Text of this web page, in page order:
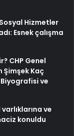
Sosyal Hizmetler
Esnek çalışma
CHP Genel
Şimşek Kaç
Biyografisi ve
ve
konuldu